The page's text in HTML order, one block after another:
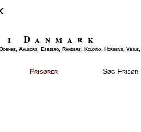
Danmark
Aalborg, Esbjerg, Randers, Kolding, Horsens,
Frisører Søg Frisør